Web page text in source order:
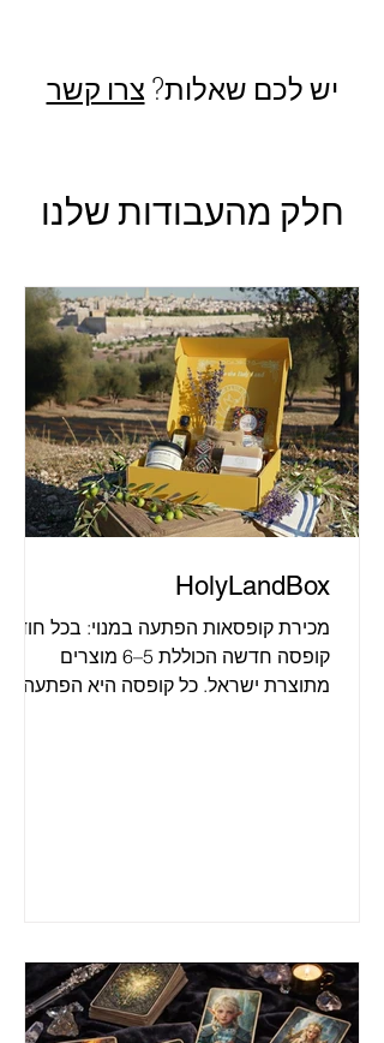
יש לכם שאלות?צרו קשר
חלק מהעבודות שלנו
HolyLandBox
מכירת קופסאות הפתעה במנוי: בכל חודש
קופסה חדשה הכוללת 5–6 מוצרים
מתוצרת ישראל. כל קופסה היא הפתעה